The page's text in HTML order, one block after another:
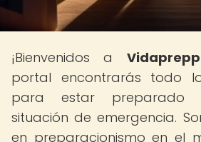
¡Bienvenidos a
portal encontrarás todo
para estar preparado
situación de emergencia.
en preparacionismo en el